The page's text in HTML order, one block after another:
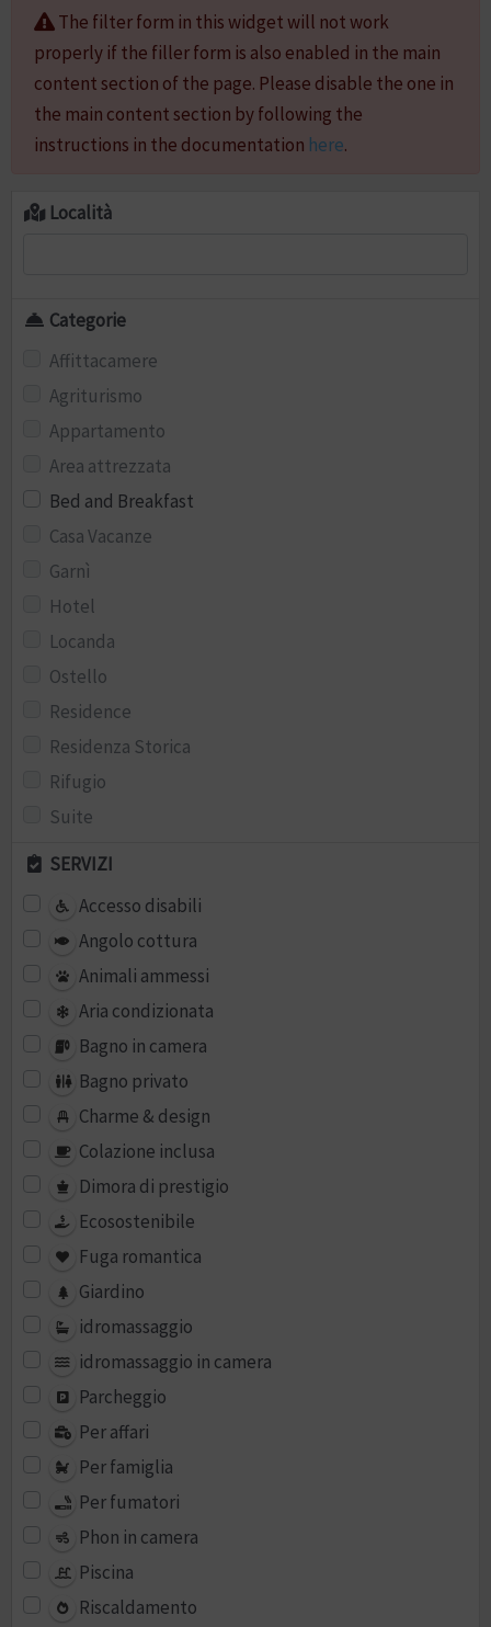
The filter form in this widget will not work
properly if the filler form is also enabled in the main
content section of the page. Please disable the one in
the main content section by following the
instructions in the documentation here.
Località
Categorie
Affittacamere
Agriturismo
Appartamento
Area attrezzata
Bed and Breakfast
Casa Vacanze
Garnì
Hotel
Locanda
Ostello
Residence
Residenza Storica
Rifugio
Suite
SERVIZI
Accesso disabili
Angolo cottura
Animali ammessi
Aria condizionata
Bagno in camera
Bagno privato
Charme & design
Colazione inclusa
Dimora di prestigio
Ecosostenibile
Fuga romantica
Giardino
idromassaggio
idromassaggio in camera
Parcheggio
Per affari
Per famiglia
Per fumatori
Phon in camera
Piscina
Riscaldamento